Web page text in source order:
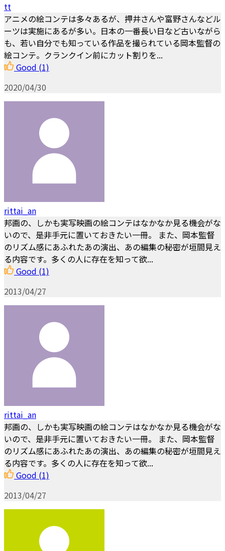
tt
アニメの絵コンテは多々あるが、押井さんや富野さんなどル
ーツは実施にあるが多い。日本の一番長い日など古いながら
も、若い自分でも知っている作品を撮られている岡本監督の
絵コンテ。クランクイン前にカット割りを...
Good (1)
2020/04/30
rittai_an
邦画の、しかも実写映画の絵コンテはなかなか見る機会がな
いので、是非手元に置いておきたい一冊。 また、岡本監督
のリズム感にあふれたあの演出、あの編集の秘密が垣間見え
る内容です。多くの人に存在を知って欲...
Good (1)
2013/04/27
rittai_an
邦画の、しかも実写映画の絵コンテはなかなか見る機会がな
いので、是非手元に置いておきたい一冊。 また、岡本監督
のリズム感にあふれたあの演出、あの編集の秘密が垣間見え
る内容です。多くの人に存在を知って欲...
Good (1)
2013/04/27